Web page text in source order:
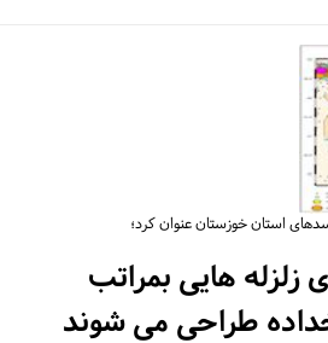
استان خوزستان عنوان کرد؛
هایی بمراتب
طراحی می شوند